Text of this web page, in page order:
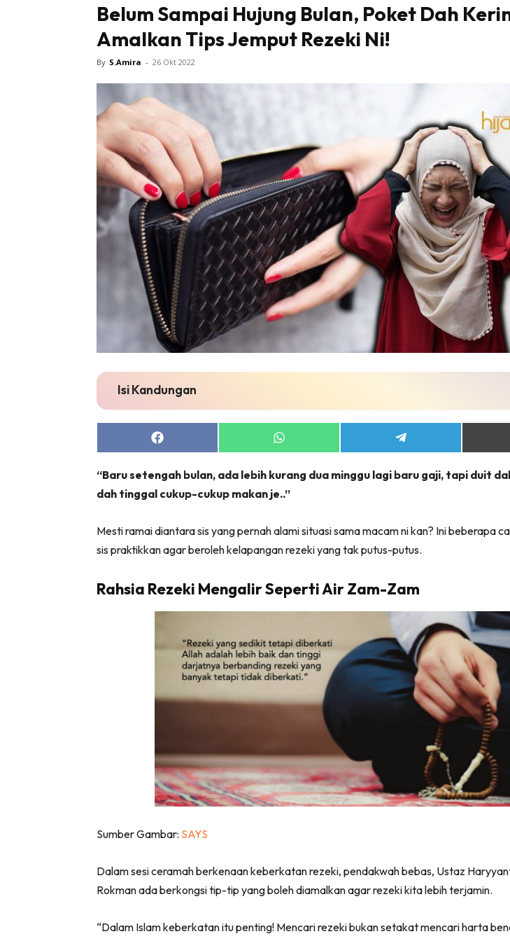
Tampil #1 on top dengan fashion
Belum Sampai Hujung Bulan, Poket Dah
Amalkan Tips Jemput Rezeki Ni!
By S.Amira - 26 Okt 2022
Isi Kandungan
Share
on
Share
on
Share
on
“Baru setengah bulan, ada lebih kurang dua minggu lagi baru gaji, tapi duit
dah tinggal cukup-cukup makan je..”
Mesti ramai diantara sis yang pernah alami situasi sama macam ni kan? Ini beberapa
sis praktikkan agar beroleh kelapangan rezeki yang tak putus-putus.
Rahsia Rezeki Mengalir Seperti Air Zam-Zam
Sumber Gambar: SAYS
Dalam sesi ceramah berkenaan keberkatan rezeki, pendakwah bebas, Ustaz
Rokman ada berkongsi tip-tip yang boleh diamalkan agar rezeki kita lebih terjamin.
“Dalam Islam keberkatan itu penting! Mencari rezeki bukan setakat mencari harta